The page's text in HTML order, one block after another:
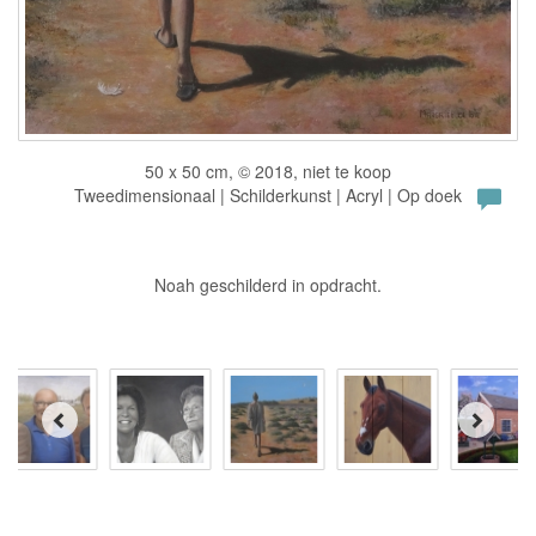
50 x 50 cm, © 2018, niet te koop
Tweedimensionaal | Schilderkunst | Acryl | Op doek
Noah geschilderd in opdracht.